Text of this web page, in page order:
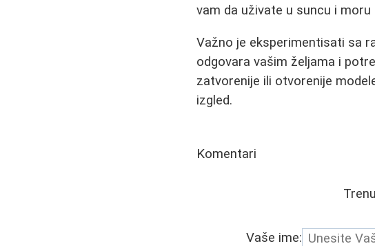
vam da uživate u suncu i
Važno je eksperimentisati sa
odgovara vašim željama i
zatvorenije ili otvorenije
izgled.
Komentari
Vaše ime: